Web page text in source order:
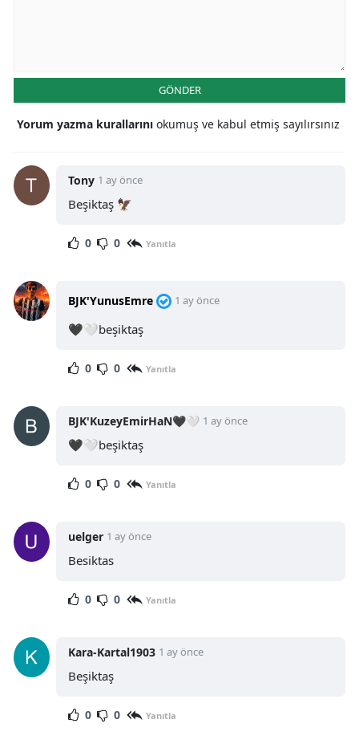
GÖNDER
Yorum yazma kurallarını okumuş ve kabul etmiş sayılırsınız
Tony 1 ay önce
Beşiktaş 🦅
0 0 Yanıtla
BJK'YunusEmre 1 ay önce
🖤🤍beşiktaş
0 0 Yanıtla
BJK'KuzeyEmirHaN🖤🤍 1 ay önce
🖤🤍beşiktaş
0 0 Yanıtla
uelger 1 ay önce
Besiktas
0 0 Yanıtla
Kara-Kartal1903 1 ay önce
Beşiktaş
0 0 Yanıtla